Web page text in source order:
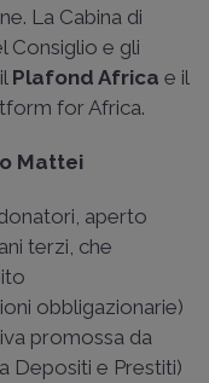
La Cabina di
Consiglio e gli
Plafond Africa e il
for Africa.
Mattei
aperto
terzi, che
obbligazionarie)
promossa da
Depositi e Prestiti)